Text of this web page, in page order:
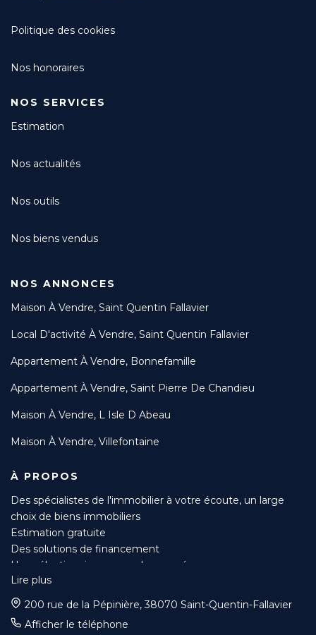
Politique des cookies
Nos honoraires
NOS SERVICES
Estimation
Nos actualités
Nos outils
Nos biens vendus
NOS ANNONCES
Maison À Vendre, Saint Quentin Fallavier
Local D'activité À Vendre, Saint Quentin Fallavier
Appartement À Vendre, Bonnefamille
Appartement À Vendre, Saint Pierre De Chandieu
Maison À Vendre, L Isle D Abeau
Maison À Vendre, Villefontaine
À PROPOS
Des spécialistes de l'immobilier à votre écoute, un large
choix de biens immobiliers
Estimation gratuite
Des solutions de financement
Une sélection rigoureuse des acquéreurs
Suivi du compromis jusqu’à l’acte authentique
Mise en avant de votre bien sur de nombreux sites et
magazines spécialisés
Des tarifs préférentiels pour vos diagnostics grâce à nos
Lire plus
200 rue de la Pépinière, 38070 Saint-Quentin-Fallavier
Afficher le téléphone